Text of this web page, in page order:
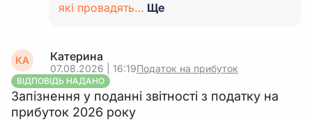
які провадять… Ще
КА Катерина
07.08.2026 | 16:19Податок на прибуток
ВІДПОВІДЬ НАДАНО
Запізнення у поданні звітності з податку на
прибуток 2026 року